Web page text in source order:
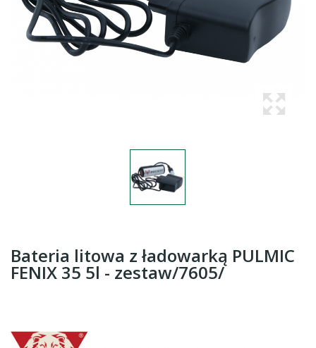
Bateria litowa z ładowarką PULMIC
FENIX 35 5l - zestaw/7605/